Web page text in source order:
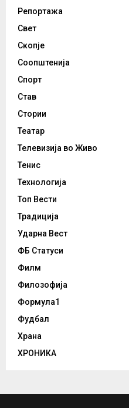
Репортажа
Свет
Скопје
Соопштенија
Спорт
Став
Стории
Театар
Телевизија во Живо
Тенис
Технологија
Топ Вести
Традиција
Ударна Вест
ФБ Статуси
Филм
Филозофија
Формула1
Фудбал
Храна
ХРОНИКА